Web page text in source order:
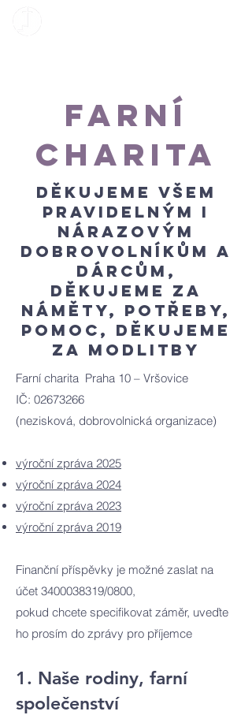
farní
charita
Děkujeme všem
pravidelným i
nárazovým
dobrovolníkům a
dárcům,
děkujeme za
náměty, potřeby,
pomoc, děkujeme
za modlitby
Farní charita Praha 10 – Vršovice
IČ: 02673266
(nezisková, dobrovolnická organizace)
výroční zpráva 2025
výroční zpráva 2024
výroční zpráva 2023
výroční zpráva 2019​​
Finanční příspěvky je možné zaslat na
účet 3400038319/0800,
pokud chcete specifikovat záměr, uveďte
ho prosím do zprávy pro příjemce
1. Naše rodiny, farní
společenství